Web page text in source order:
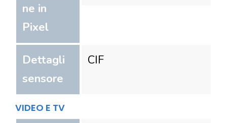
ne in
Pixel
Dettagli
sensore
CIF
VIDEO E TV